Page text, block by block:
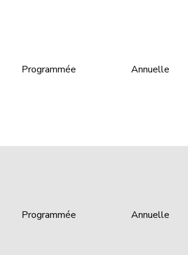
Programmée Annuelle
Programmée Annuelle